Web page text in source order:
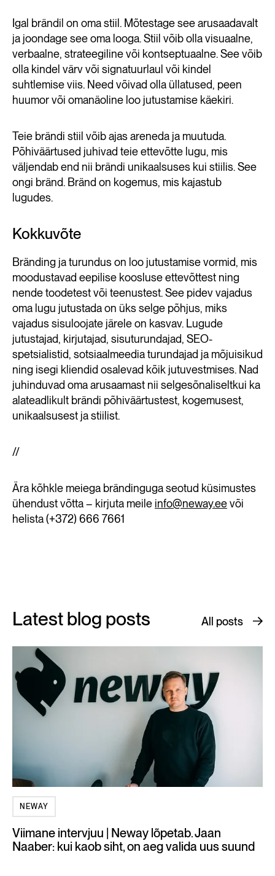
Igal brändil on oma stiil. Mõtestage see arusaadavalt
ja joondage see oma looga. Stiil võib olla visuaalne,
verbaalne, strateegiline või kontseptuaalne. See võib
olla kindel värv või signatuurlaul või kindel
suhtlemise viis. Need võivad olla üllatused, peen
huumor või omanäoline loo jutustamise käekiri.
Teie brändi stiil võib ajas areneda ja muutuda.
Põhiväärtused juhivad teie ettevõtte lugu, mis
väljendab end nii brändi unikaalsuses kui stiilis. See
ongi bränd. Bränd on kogemus, mis kajastub
lugudes.
Kokkuvõte
Bränding ja turundus on loo jutustamise vormid, mis
moodustavad eepilise koosluse ettevõttest ning
nende toodetest või teenustest. See pidev vajadus
oma lugu jutustada on üks selge põhjus, miks
vajadus sisuloojate järele on kasvav. Lugude
jutustajad, kirjutajad, sisuturundajad, SEO-
spetsialistid, sotsiaalmeedia turundajad ja mõjuisikud
ning isegi kliendid osalevad kõik jutuvestmises. Nad
juhinduvad oma arusaamast nii selgesõnaliseltkui ka
alateadlikult brändi põhiväärtustest, kogemusest,
unikaalsusest ja stiilist.
//
Ära kõhkle meiega brändinguga seotud küsimustes
ühendust võtta – kirjuta meileinfo@neway.eevõi
helista (+372) 666 7661
Latest blog posts All posts
NEWAY
Viimane intervjuu | Neway lõpetab. Jaan
Naaber: kui kaob siht, on aeg valida uus suund
projects and
activities.
LAST NAME